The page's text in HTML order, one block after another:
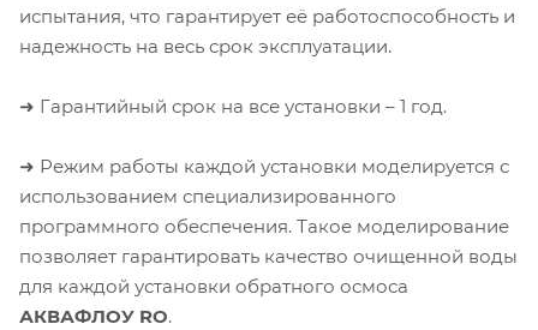
испытания, что гарантирует её работоспособность и
надежность на весь срок эксплуатации.
➜ Гарантийный срок на все установки – 1 год.
➜ Режим работы каждой установки моделируется с
использованием специализированного
программного обеспечения. Такое моделирование
позволяет гарантировать качество очищенной воды
для каждой установки обратного осмоса
АКВАФЛОУ RO.